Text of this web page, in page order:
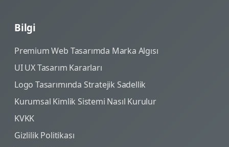
Bilgi
Premium Web Tasarımda Marka Algısı
UI UX Tasarım Kararları
Logo Tasarımında Stratejik Sadellik
Kurumsal Kimlik Sistemi Nasıl Kurulur
KVKK
Gizlilik Politikası